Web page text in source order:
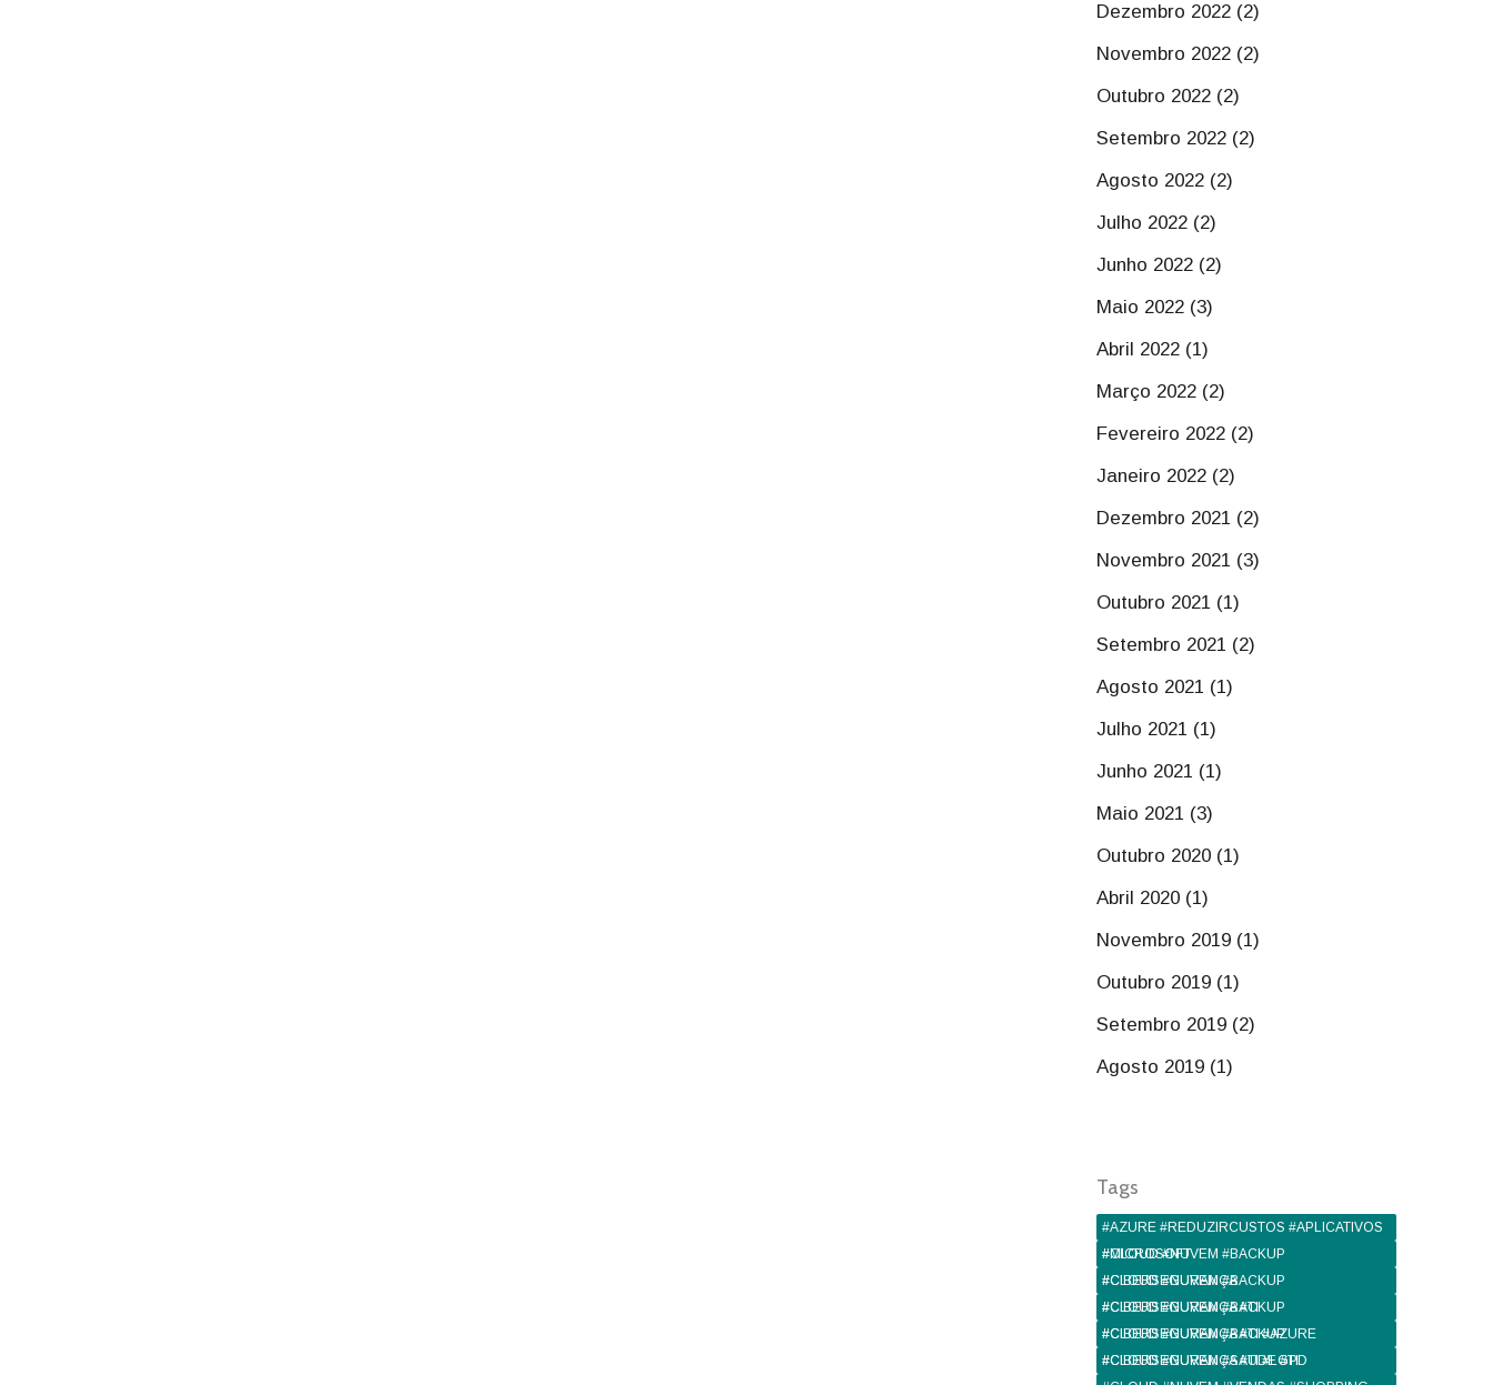
Dezembro 2022 (2)
Novembro 2022 (2)
Outubro 2022 (2)
Setembro 2022 (2)
Agosto 2022 (2)
Julho 2022 (2)
Junho 2022 (2)
Maio 2022 (3)
Abril 2022 (1)
Março 2022 (2)
Fevereiro 2022 (2)
Janeiro 2022 (2)
Dezembro 2021 (2)
Novembro 2021 (3)
Outubro 2021 (1)
Setembro 2021 (2)
Agosto 2021 (1)
Julho 2021 (1)
Junho 2021 (1)
Maio 2021 (3)
Outubro 2020 (1)
Abril 2020 (1)
Novembro 2019 (1)
Outubro 2019 (1)
Setembro 2019 (2)
Agosto 2019 (1)
Tags
#AZURE #REDUZIRCUSTOS #APLICATIVOS
#MICROSOFT
#CLOUD #NUVEM #BACKUP
#CIBERSEGURANÇA
#CLOUD #NUVEM #BACKUP
#CIBERSEGURANÇA #TI
#CLOUD #NUVEM #BACKUP
#CIBERSEGURANÇA #TI #AZURE
#CLOUD #NUVEM #BACKUP
#CIBERSEGURANÇA #TI #LGPD
#CLOUD #NUVEM #SAUDE #TI